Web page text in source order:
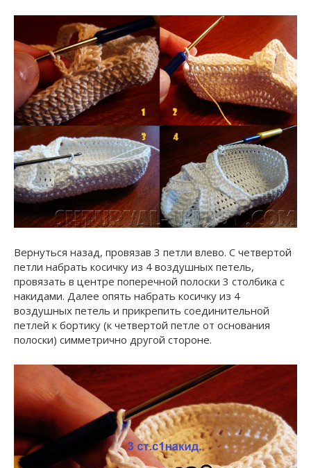
Вернуться назад, провязав 3 петли влево. С четвертой
петли набрать косичку из 4 воздушных петель,
провязать в центре поперечной полоски 3 столбика с
накидами. Далее опять набрать косичку из 4
воздушных петель и прикрепить соединительной
петлей к бортику (к четвертой петле от основания
полоски) симметрично другой стороне.